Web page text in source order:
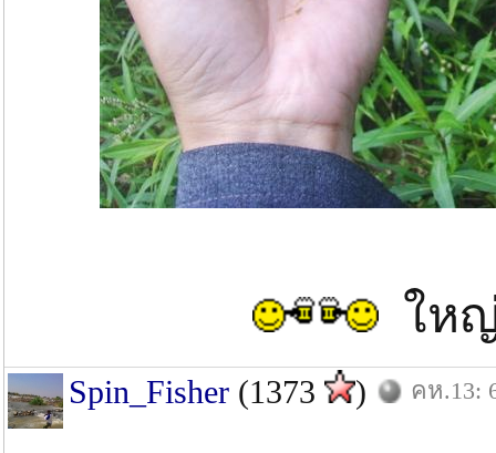
ให
Spin_Fisher (1373 ) คห.13: